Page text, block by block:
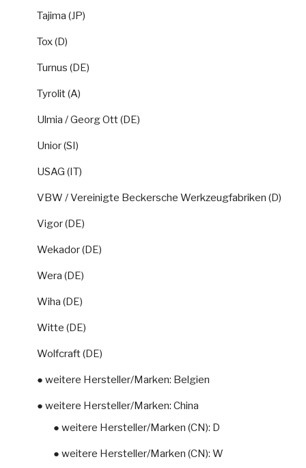
Tajima (JP)
Tox (D)
Turnus (DE)
Tyrolit (A)
Ulmia / Georg Ott (DE)
Unior (SI)
USAG (IT)
VBW / Vereinigte Beckersche Werkzeugfabriken (D)
Vigor (DE)
Wekador (DE)
Wera (DE)
Wiha (DE)
Witte (DE)
Wolfcraft (DE)
● weitere Hersteller/Marken: Belgien
● weitere Hersteller/Marken: China
● weitere Hersteller/Marken (CN): D
● weitere Hersteller/Marken (CN): W